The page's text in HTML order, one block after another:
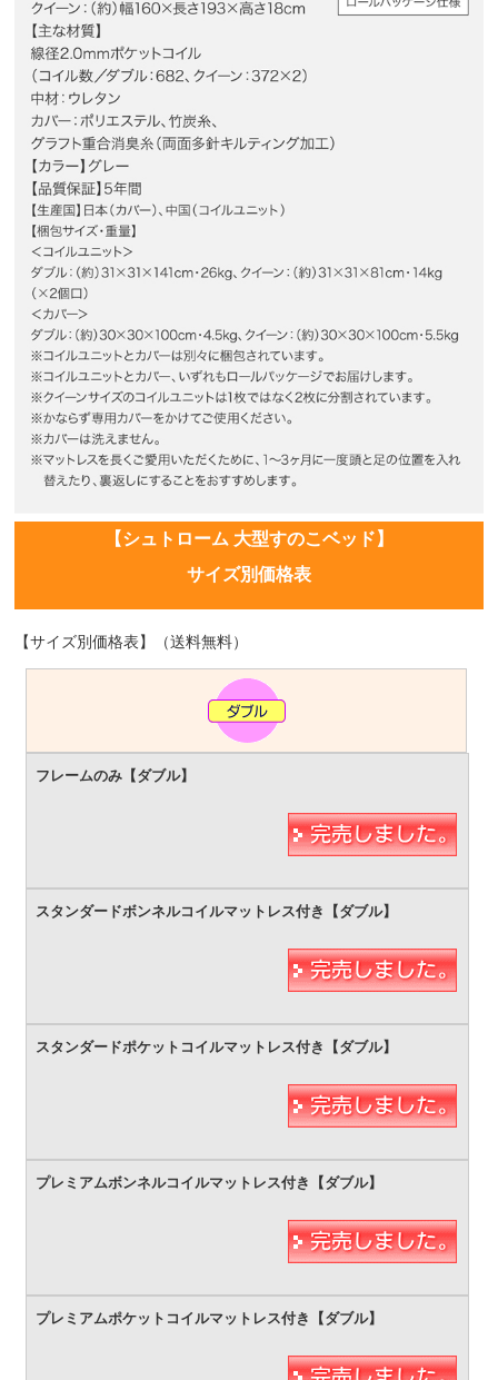
【シュトローム 大型すのこベッド】
サイズ別価格表
【サイズ別価格表】（送料無料）